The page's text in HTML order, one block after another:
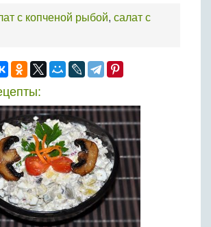
с копченой рыбой, салат с